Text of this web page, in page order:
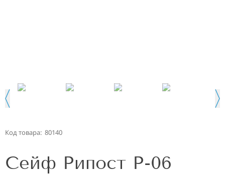
Код товара: 80140
Сейф Рипост Р-06